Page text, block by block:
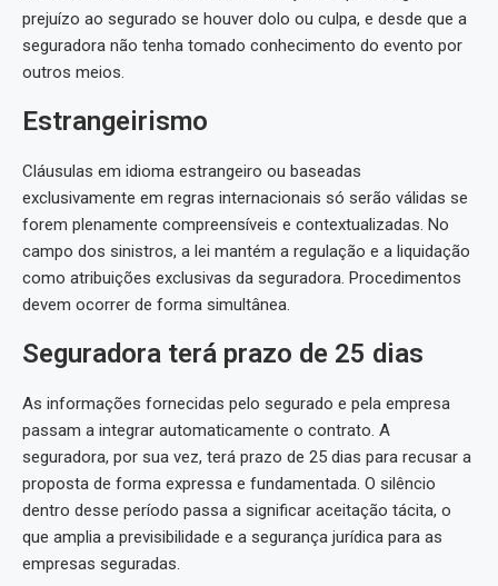
prejuízo ao segurado se houver dolo ou culpa, e desde que a
seguradora não tenha tomado conhecimento do evento por
outros meios.
Estrangeirismo
Cláusulas em idioma estrangeiro ou baseadas
exclusivamente em regras internacionais só serão válidas se
forem plenamente compreensíveis e contextualizadas. No
campo dos sinistros, a lei mantém a regulação e a liquidação
como atribuições exclusivas da seguradora. Procedimentos
devem ocorrer de forma simultânea.
Seguradora terá prazo de 25 dias
As informações fornecidas pelo segurado e pela empresa
passam a integrar automaticamente o contrato. A
seguradora, por sua vez, terá prazo de 25 dias para recusar a
proposta de forma expressa e fundamentada. O silêncio
dentro desse período passa a significar aceitação tácita, o
que amplia a previsibilidade e a segurança jurídica para as
empresas seguradas.